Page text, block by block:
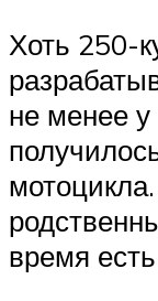
Хоть 250-
не менее у
время